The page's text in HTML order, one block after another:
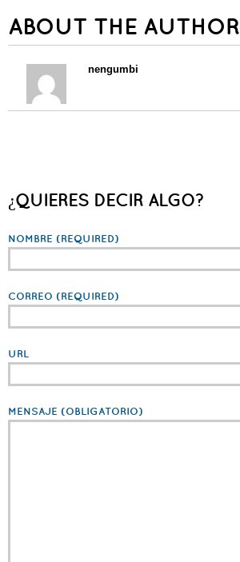
ABOUT THE AUTHOR
nengumbi
¿QUIERES DECIR ALGO?
NOMBRE (REQUIRED)
CORREO (REQUIRED)
URL
MENSAJE (OBLIGATORIO)